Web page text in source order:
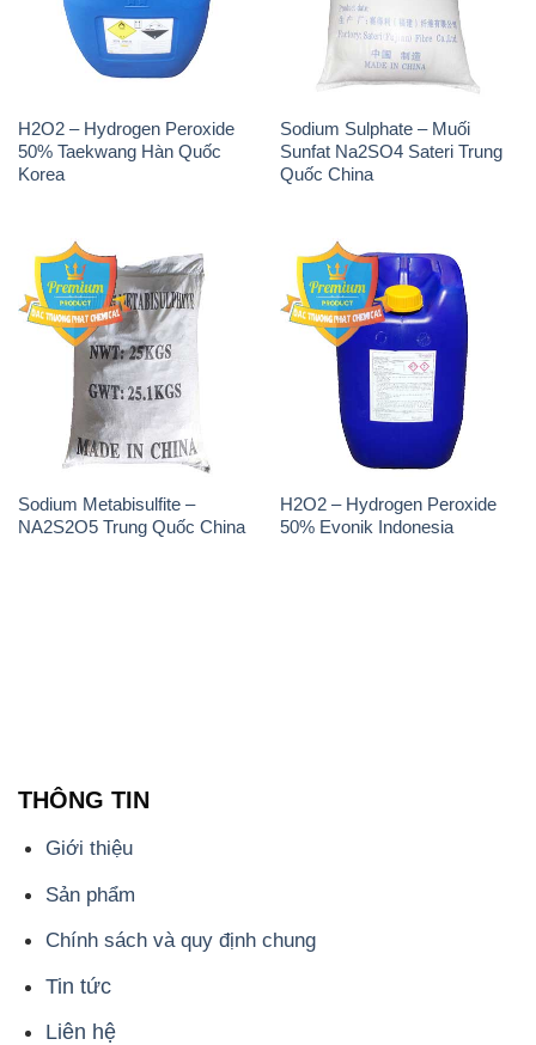
H2O2 – Hydrogen Peroxide
50% Taekwang Hàn Quốc
Korea
Sodium Sulphate – Muối
Sunfat Na2SO4 Sateri Trung
Quốc China
Sodium Metabisulfite –
NA2S2O5 Trung Quốc China
H2O2 – Hydrogen Peroxide
50% Evonik Indonesia
THÔNG TIN
Giới thiệu
Sản phẩm
Chính sách và quy định chung
Tin tức
Liên hệ